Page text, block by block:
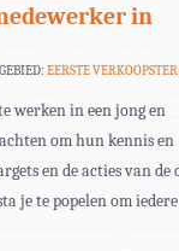
in
EERSTE VERKOOPSTER
werken in een jong en
om hun kennis en
en de acties van de
je te popelen om iedere